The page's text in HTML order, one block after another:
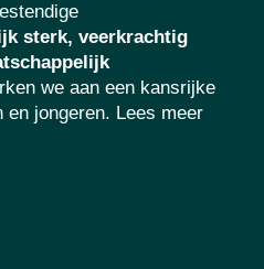
sterk, veerkrachtig
we aan een kansrijke
jongeren. Lees meer